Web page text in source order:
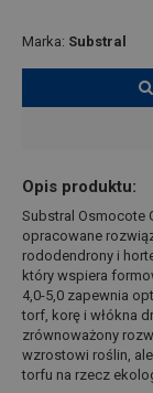
Marka: Substral
Opis produktu:
Substral Osmocote
opracowane
rododendrony i
który wspiera
4,0-5,0 zapewnia
torf, korę i włókna
zrównoważony
wzrostowi roślin,
torfu na rzecz